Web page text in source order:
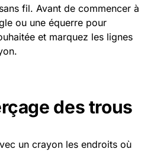
fil. Avant de commencer à
ou une équerre pour
et marquez les lignes
des trous
un crayon les endroits où